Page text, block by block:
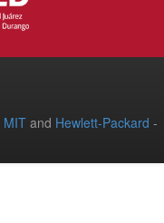
MIT and Hewlett-Packard -